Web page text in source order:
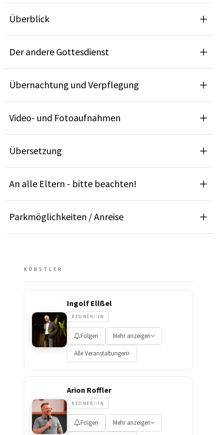
Überblick
Der andere Gottesdienst
Übernachtung und Verpflegung
Video- und Fotoaufnahmen
Übersetzung
An alle Eltern - bitte beachten!
Parkmöglichkeiten / Anreise
KÜNSTLER
Ingolf Ellßel
REDNER/-IN
Folgen Mehr anzeigen
Alle Veranstaltungen
Arion Roffler
REDNER/-IN
Folgen Mehr anzeigen